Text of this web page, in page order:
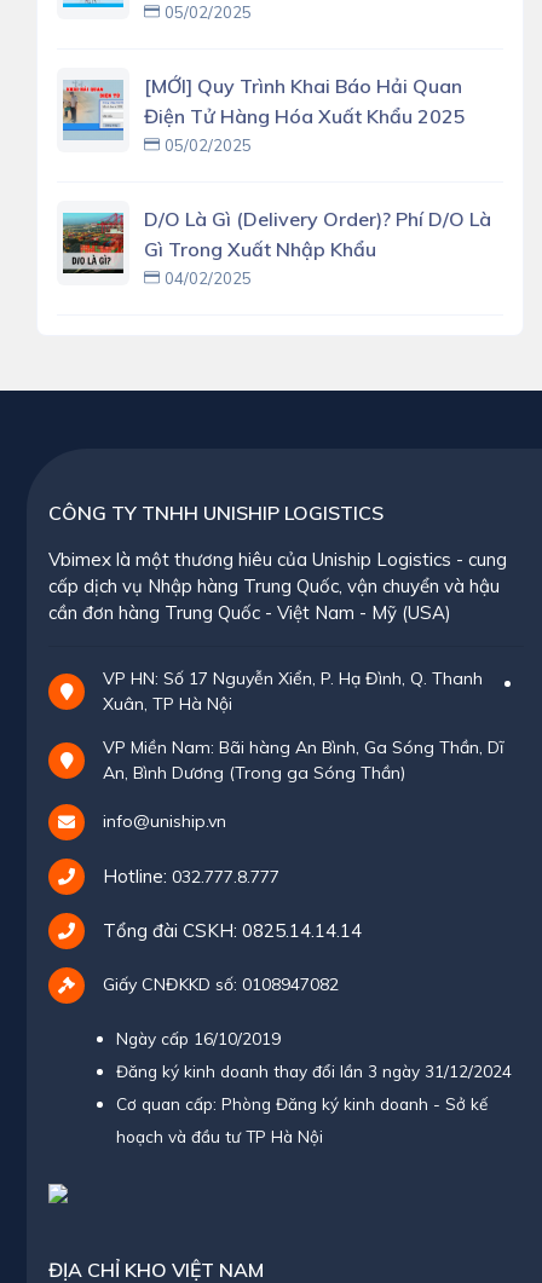
05/02/2025
[MỚI] Quy Trình Khai Báo Hải Quan
Điện Tử Hàng Hóa Xuất Khẩu 2025
05/02/2025
D/O Là Gì (delivery Order)? Phí D/O Là
Gì Trong Xuất Nhập Khẩu
04/02/2025
CÔNG TY TNHH UNISHIP LOGISTICS
Vbimex là một thương hiêu của Uniship Logistics - cung
cấp dịch vụ Nhập hàng Trung Quốc, vận chuyển và hậu
cần đơn hàng Trung Quốc - Việt Nam - Mỹ (USA)
VP HN: Số 17 Nguyễn Xiển, P. Hạ Đình, Q. Thanh
Xuân, TP Hà Nội
VP Miền Nam: Bãi hàng An Bình, Ga Sóng Thần, Dĩ
An, Bình Dương (Trong ga Sóng Thần)
info@uniship.vn
Hotline: 032.777.8.777
Tổng đài CSKH: 0825.14.14.14
Giấy CNĐKKD số: 0108947082
Ngày cấp 16/10/2019
Đăng ký kinh doanh thay đổi lần 3 ngày 31/12/2024
Cơ quan cấp: Phòng Đăng ký kinh doanh - Sở kế
hoạch và đầu tư TP Hà Nội
ĐỊA CHỈ KHO VIỆT NAM